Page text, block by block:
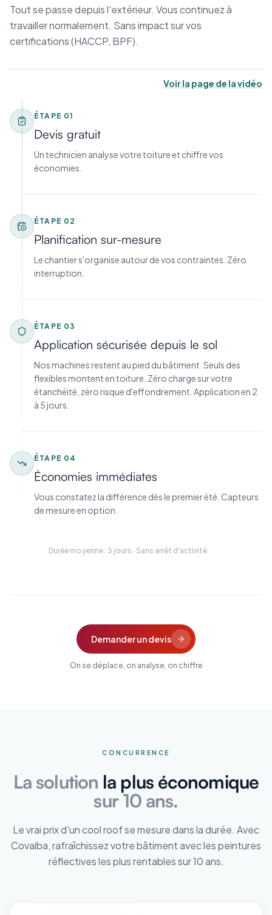
Tout se passe depuis l'extérieur. Vous continuez à
travailler normalement. Sans impact sur vos
certifications (HACCP, BPF).
Voir la page de la vidéo
ÉTAPE 01
Devis gratuit
Un technicien analyse votre toiture et chiffre vos
économies.
ÉTAPE 02
Planification sur-mesure
Le chantier s'organise autour de vos contraintes. Zéro
interruption.
ÉTAPE 03
Application sécurisée depuis le sol
Nos machines restent au pied du bâtiment. Seuls des
flexibles montent en toiture. Zéro charge sur votre
étanchéité, zéro risque d'effondrement. Application en 2
à 5 jours.
ÉTAPE 04
Économies immédiates
Vous constatez la différence dès le premier été. Capteurs
de mesure en option.
Durée moyenne : 3 jours · Sans arrêt d'activité
Demander un devis
On se déplace, on analyse, on chiffre
CONCURRENCE
La solution la plus économique
sur 10 ans.
Le vrai prix d'un cool roof se mesure dans la durée. Avec
Covalba, rafraîchissez votre bâtiment avec les peintures
réflectives les plus rentables sur 10 ans.